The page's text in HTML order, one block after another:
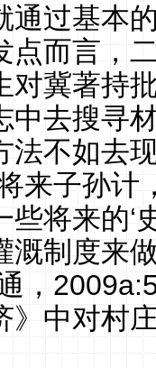
通过基本
点而言，
对冀著持
中去搜寻
法不如去
来子孙计
将来的‘
溉制度来
，
》中对村